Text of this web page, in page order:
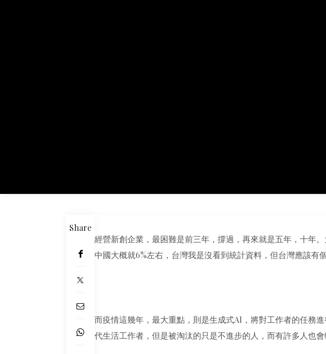
Share
經營新創企業，最困難是前三年，撐過，再來就是五年，十年
中國大概就6%左右，台灣我是沒看到統計資料，但台灣應該有
而疫情這幾年，最大重點，則是生成式AI，將對工作者的任務
代生活工作者，但是被淘汰的只是不進步的人，而有許多人也